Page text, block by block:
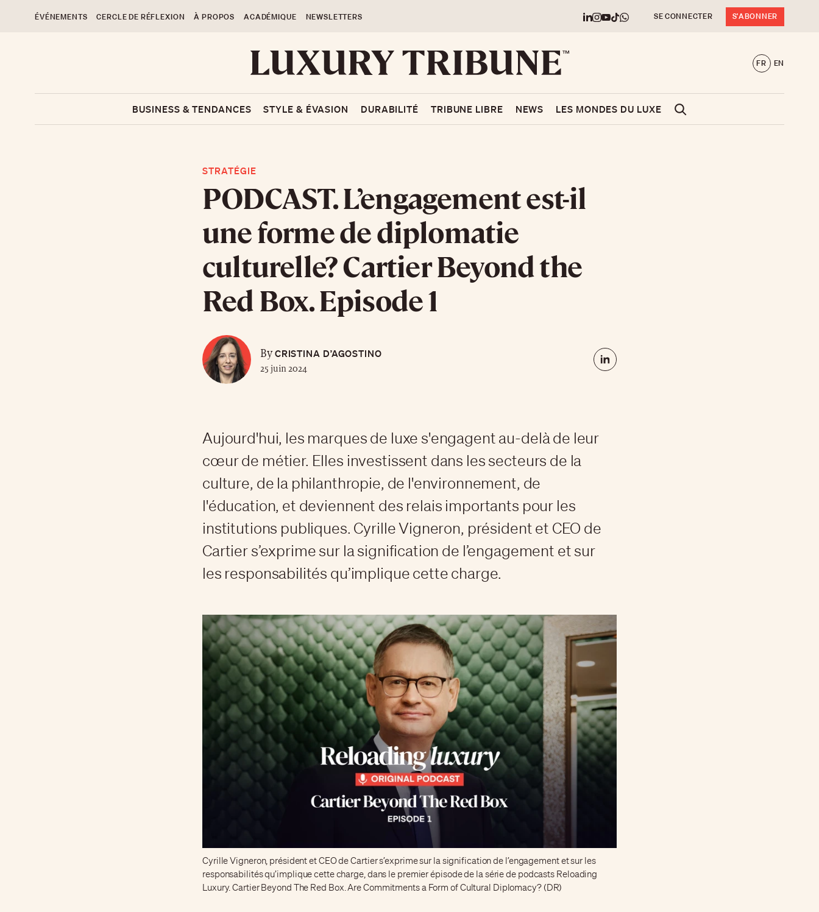
ÉVÉNEMENTS CERCLE DE RÉFLEXION À PROPOS ACADÉMIQUE NEWSLETTERS SE CONNECTER S'ABONNER
FR EN
BUSINESS & TENDANCES STYLE & ÉVASION DURABILITÉ TRIBUNE LIBRE NEWS LES MONDES DU LUXE
STRATÉGIE
PODCAST. L’engagement est-il
une forme de diplomatie
culturelle? Cartier Beyond the
Red Box. Episode 1
ByCRISTINA D’AGOSTINO
25 juin 2024
Aujourd'hui, les marques de luxe s'engagent au-delà de leur
cœur de métier. Elles investissent dans les secteurs de la
culture, de la philanthropie, de l'environnement, de
l'éducation, et deviennent des relais importants pour les
institutions publiques. Cyrille Vigneron, président et CEO de
Cartier s’exprime sur la signification de l’engagement et sur
les responsabilités qu’implique cette charge.
Cyrille Vigneron, président et CEO de Cartier s’exprime sur la signification de l’engagement et sur les
responsabilités qu’implique cette charge, dans le premier épisode de la série de podcasts Reloading
Luxury. Cartier Beyond The Red Box. Are Commitments a Form of Cultural Diplomacy? (DR)